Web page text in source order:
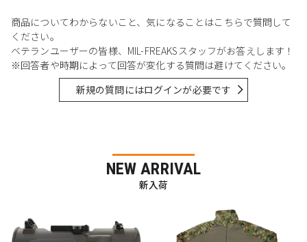
商品についてわからないこと、気になることはこちらで質問して
ください。
ベテランユーザーの皆様、MIL-FREAKSスタッフがお答えします！
※回答者や時期によって回答が変化する質問は避けてください。
新規の質問にはログインが必要です
NEW ARRIVAL
新入荷